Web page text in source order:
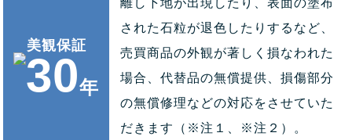
美観保証
年
された石粒が退色したりするなど、
売買商品の外観が著しく損なわれた
場合、代替品の無償提供、損傷部分
の無償修理などの対応をさせていた
だきます（※注１、※注２）。